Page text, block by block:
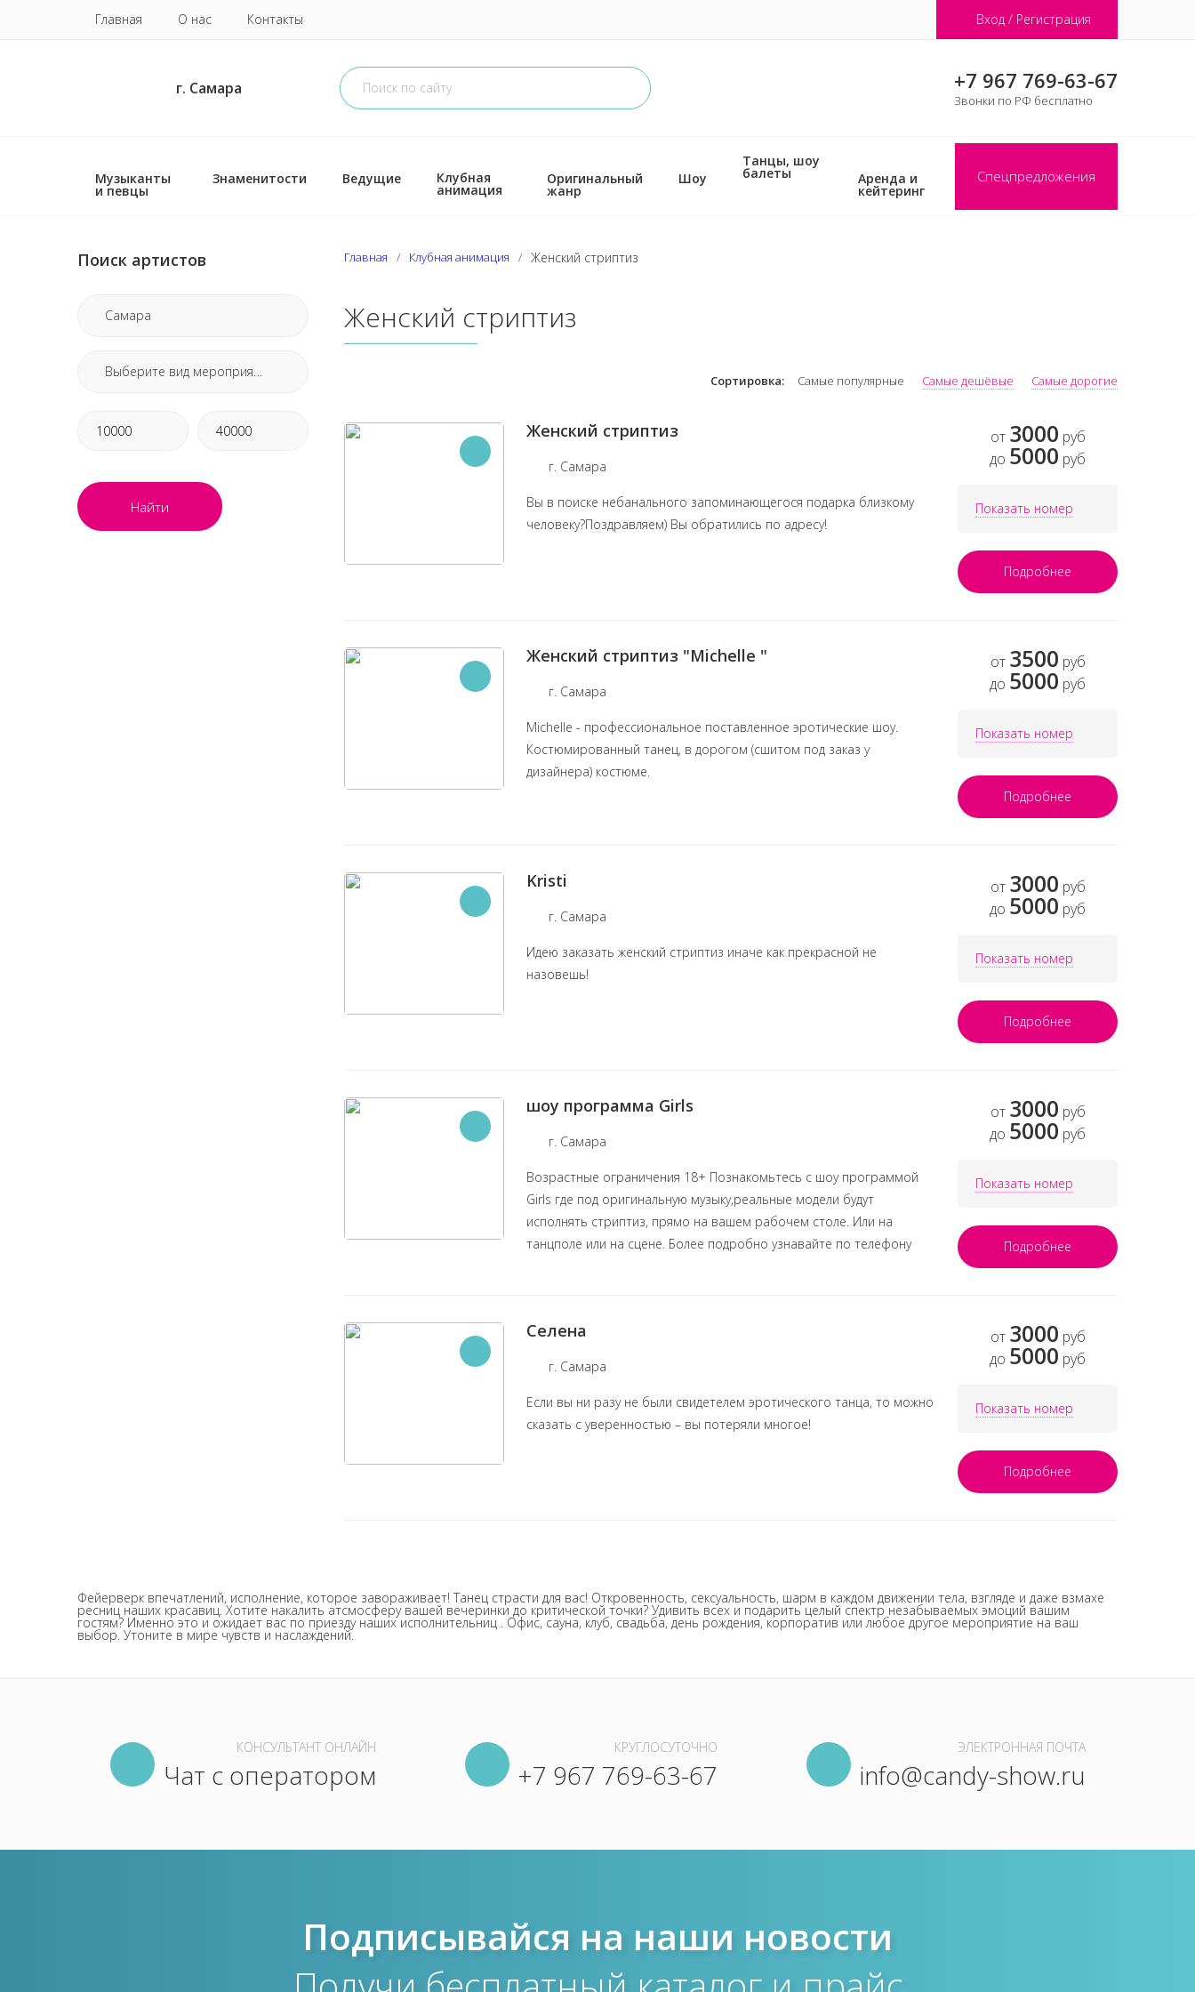
Главная О нас Контакты Вход / Регистрация
г. Самара +7 967 769-63-67
Звонки по РФ бесплатно
Музыканты
и певцы
Знаменитости Ведущие Клубная
анимация
Оригинальный
жанр
Шоу
Танцы, шоу
балеты Аренда и
кейтеринг
Спецпредложения
Поиск артистов
Самара
Выберите вид мероприятия
Найти
Главная Клубная анимация Женский стриптиз
Женский стриптиз
Сортировка: Самые популярные Самые дешёвые Самые дорогие
Женский стриптиз
г. Самара
Вы в поиске небанального запоминающегося подарка близкому
человеку?Поздравляем) Вы обратились по адресу!
от 3000 руб
до 5000 руб
Показать номер
Подробнее
Женский стриптиз "Michelle "
г. Самара
Michelle - профессиональное поставленное эротические шоу.
Костюмированный танец, в дорогом (сшитом под заказ у
дизайнера) костюме.
от 3500 руб
до 5000 руб
Показать номер
Подробнее
Kristi
г. Самара
Идею заказать женский стриптиз иначе как прекрасной не
назовешь!
от 3000 руб
до 5000 руб
Показать номер
Подробнее
шоу программа Girls
г. Самара
Возрастные ограничения 18+ Познакомьтесь с шоу программой
Girls где под оригинальную музыку,реальные модели будут
исполнять стриптиз, прямо на вашем рабочем столе. Или на
танцполе или на сцене. Более подробно узнавайте по телефону
от 3000 руб
до 5000 руб
Показать номер
Подробнее
Селена
г. Самара
Если вы ни разу не были свидетелем эротического танца, то можно
сказать с уверенностью – вы потеряли многое!
от 3000 руб
до 5000 руб
Показать номер
Подробнее
Фейерверк впечатлений, исполнение, которое завораживает! Танец страсти для вас! Откровенность, сексуальность, шарм в каждом движении тела, взгляде и даже взмахе
ресниц наших красавиц. Хотите накалить атсмосферу вашей вечеринки до критической точки? Удивить всех и подарить целый спектр незабываемых эмоций вашим
гостям? Именно это и ожидает вас по приезду наших исполнительниц . Офис, сауна, клуб, свадьба, день рождения, корпоратив или любое другое мероприятие на ваш
выбор. Утоните в мире чувств и наслаждений.
КОНСУЛЬТАНТ ОНЛАЙН
Чат с оператором
КРУГЛОСУТОЧНО
+7 967 769-63-67
ЭЛЕКТРОННАЯ ПОЧТА
info@candy-show.ru
Подписывайся на наши новости